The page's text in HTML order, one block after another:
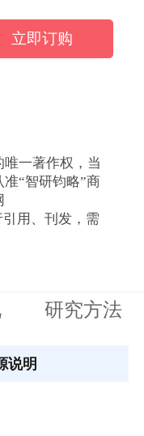
立即订购
一著作权，当
“智研钧略”商
引用、刊发，需
研究方法
说明